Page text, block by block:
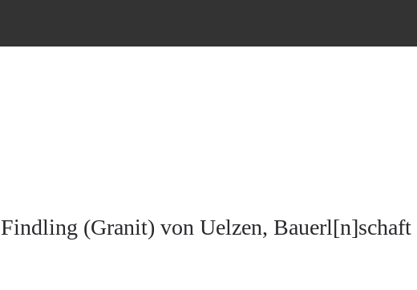
Findling (Granit) von Uelzen, Bauerl[n]schaft